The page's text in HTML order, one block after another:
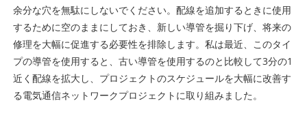
余分な穴を無駄にしないでください。配線を追加するときに使用
するために空のままにしておき、新しい導管を掘り下げ、将来の
修理を大幅に促進する必要性を排除します。私は最近、このタイ
プの導管を使用すると、古い導管を使用するのと比較して3分の1
近く配線を拡大し、プロジェクトのスケジュールを大幅に改善す
る電気通信ネットワークプロジェクトに取り組みました。